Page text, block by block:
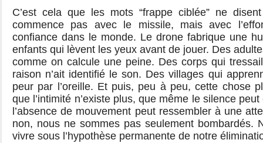
C’est cela que les mots “frappe ciblée” ne
commence pas avec le missile, mais avec
confiance dans le monde. Le drone fabrique une
enfants qui lèvent les yeux avant de jouer. Des
comme on calcule une peine. Des corps qui
raison n’ait identifié le son. Des villages qui
peur par l’oreille. Et puis, peu à peu, cette chose
que l’intimité n’existe plus, que même le silence
l’absence de mouvement peut ressembler à une
non, nous ne sommes pas seulement bombardés.
vivre sous l’hypothèse permanente de notre